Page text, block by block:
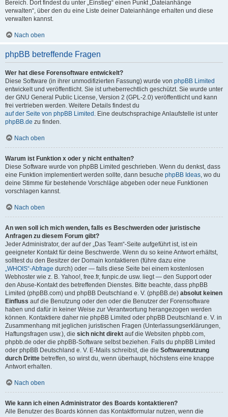
Bereich. Dort findest du unter „Einstieg“ einen Punkt „Dateianhänge
verwalten“, über den du eine Liste deiner Dateianhänge erhalten und diese
verwalten kannst.
Nach oben
phpBB betreffende Fragen
Wer hat diese Forensoftware entwickelt?
Diese Software (in ihrer unmodifizierten Fassung) wurde von phpBB Limited
entwickelt und veröffentlicht. Sie ist urheberrechtlich geschützt. Sie wurde unter
der GNU General Public License, Version 2 (GPL-2.0) veröffentlicht und kann
frei vertrieben werden. Weitere Details findest du
auf der Seite von phpBB Limited . Eine deutschsprachige Anlaufstelle ist unter
phpBB.de zu finden.
Nach oben
Warum ist Funktion x oder y nicht enthalten?
Diese Software wurde von phpBB Limited geschrieben. Wenn du denkst, dass
eine Funktion implementiert werden sollte, dann besuche phpBB Ideas, wo du
deine Stimme für bestehende Vorschläge abgeben oder neue Funktionen
vorschlagen kannst.
Nach oben
An wen soll ich mich wenden, falls es Beschwerden oder juristische
Anfragen zu diesem Forum gibt?
Jeder Administrator, der auf der „Das Team“-Seite aufgeführt ist, ist ein
geeigneter Kontakt für deine Beschwerde. Wenn du so keine Antwort erhältst,
solltest du den Besitzer der Domain kontaktieren (führe dazu eine
„WHOIS“-Abfrage durch) oder — falls diese Seite bei einem kostenlosen
Webhoster wie z. B. Yahoo!, free.fr, funpic.de usw. liegt — den Support oder
den Abuse-Kontakt des betreffenden Dienstes. Bitte beachte, dass phpBB
Limited (phpBB.com) und phpBB Deutschland e. V. (phpBB.de) absolut keinen
Einfluss auf die Benutzung oder den oder die Benutzer der Forensoftware
haben und dafür in keiner Weise zur Verantwortung herangezogen werden
können. Kontaktiere daher nie phpBB Limited oder phpBB Deutschland e. V. in
Zusammenhang mit jeglichen juristischen Fragen (Unterlassungserklärungen,
Haftungsfragen usw.), die sich nicht direkt auf die Websiten phpbb.com,
phpbb.de oder die phpBB-Software selbst beziehen. Falls du phpBB Limited
oder phpBB Deutschland e. V. E-Mails schreibst, die die Softwarenutzung
durch Dritte betreffen, so wirst du, wenn überhaupt, höchstens eine knappe
Antwort erhalten.
Nach oben
Wie kann ich einen Administrator des Boards kontaktieren?
Alle Benutzer des Boards können das Kontaktformular nutzen, wenn die